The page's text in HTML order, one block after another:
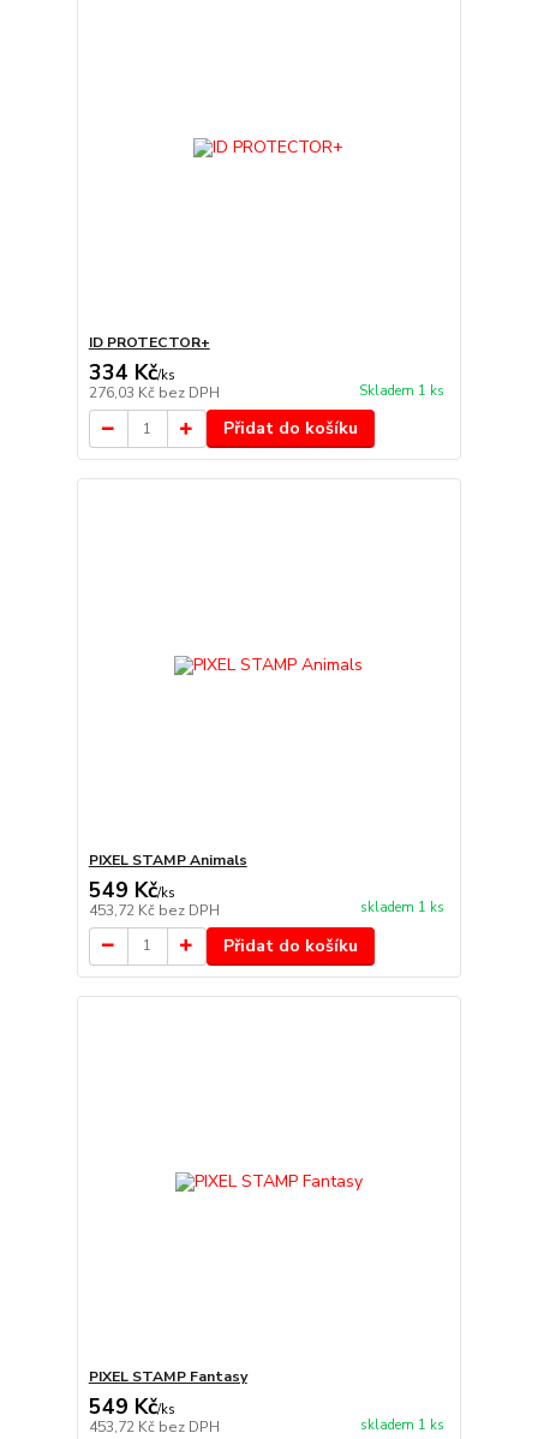
ID PROTECTOR+
334 Kč/ks
276,03 Kč bez DPH Skladem 1 ks
Přidat do košíku
PIXEL STAMP Animals
549 Kč/ks
453,72 Kč bez DPH skladem 1 ks
Přidat do košíku
PIXEL STAMP Fantasy
549 Kč/ks
453,72 Kč bez DPH skladem 1 ks